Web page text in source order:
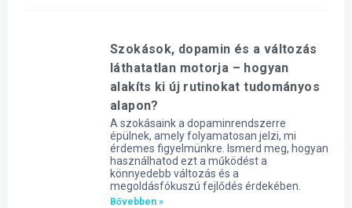
Szokások, dopamin és a változás
láthatatlan motorja – hogyan
alakíts ki új rutinokat tudományos
alapon?
A szokásaink a dopaminrendszerre
épülnek, amely folyamatosan jelzi, mi
érdemes figyelmünkre. Ismerd meg, hogyan
használhatod ezt a működést a
könnyedebb változás és a
megoldásfókuszú fejlődés érdekében.
Bővebben »